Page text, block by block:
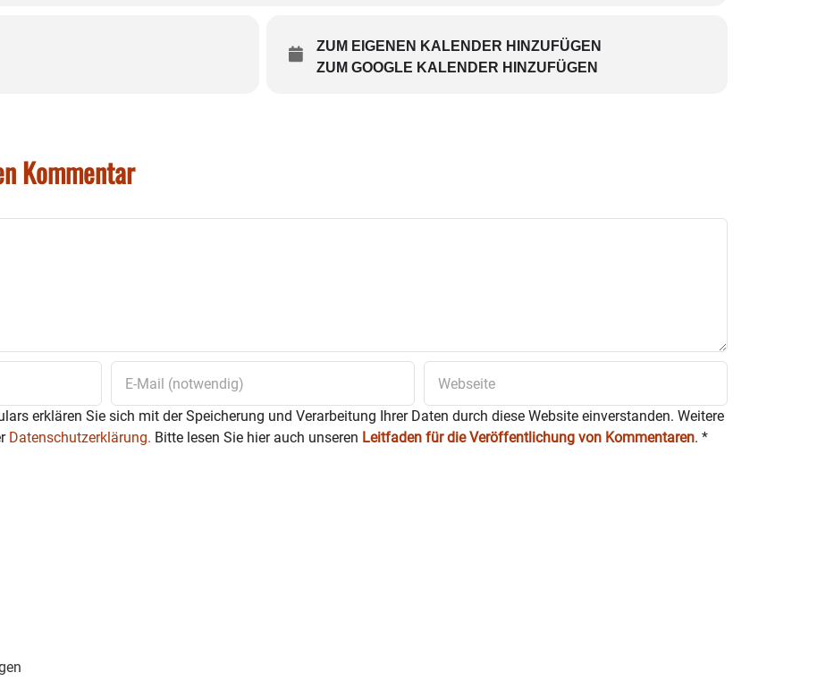
ZUM EIGENEN KALENDER HINZUFÜGEN
ZUM GOOGLE KALENDER HINZUFÜGEN
Kommentar
erklären Sie sich mit der Speicherung und Verarbeitung Ihrer Daten durch diese Website einverstanden. Weitere
Datenschutzerklärung. Bitte lesen Sie hier auch unseren Leitfaden für die Veröffentlichung von Kommentaren. *